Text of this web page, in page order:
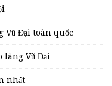
Vũ Đại toàn quốc
làng Vũ Đại
nhất